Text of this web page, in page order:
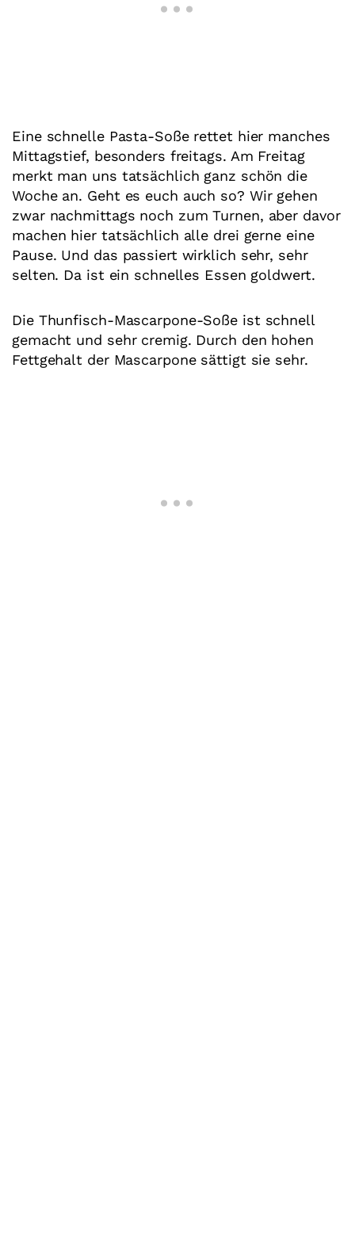
Eine schnelle Pasta-Soße rettet hier manches
Mittagstief, besonders freitags. Am Freitag
merkt man uns tatsächlich ganz schön die
Woche an. Geht es euch auch so? Wir gehen
zwar nachmittags noch zum Turnen, aber davor
machen hier tatsächlich alle drei gerne eine
Pause. Und das passiert wirklich sehr, sehr
selten. Da ist ein schnelles Essen goldwert.
Die Thunfisch-Mascarpone-Soße ist schnell
gemacht und sehr cremig. Durch den hohen
Fettgehalt der Mascarpone sättigt sie sehr.